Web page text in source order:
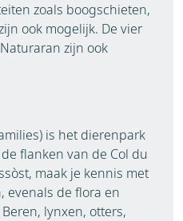
zoals boogschieten,
ook mogelijk. De vier
zijn ook
is het dierenpark
flanken van de Col du
maak je kennis met
evenals de flora en
lynxen, otters,